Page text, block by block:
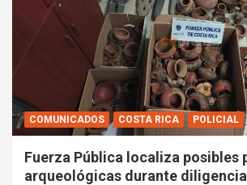
COMUNICADOS COSTA RICA POLICIAL
Fuerza Pública localiza posibles
arqueológicas durante